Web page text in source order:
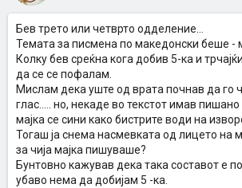
Бев трето или четврто одделение...
Темата за писмена по македонски беше -
Колку бев среќна кога добив 5-ка и
да се се пофалам.
Мислам дека уште од врата почнав да го
глас..... но, некаде во текстот имав пишано
мајка се сини како бистрите води на
Тогаш ја снема насмевката од лицето на
за чија мајка пишуваше?
Бунтовно кажував дека така составот е
убаво нема да добијам 5 -ка.